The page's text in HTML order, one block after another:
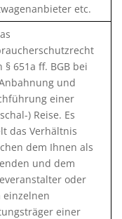
etc.
§ 651a ff. BGB bei
und
einer
) Reise. Es
das Verhältnis
dem Ihnen als
und dem
oder
einzelnen
einer